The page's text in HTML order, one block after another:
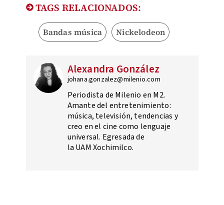
TAGS RELACIONADOS:
Bandas música Nickelodeon
Alexandra González
johana.gonzalez@milenio.com
Periodista de Milenio en M2.
Amante del entretenimiento:
música, televisión, tendencias y
creo en el cine como lenguaje
universal. Egresada de
la UAM Xochimilco.